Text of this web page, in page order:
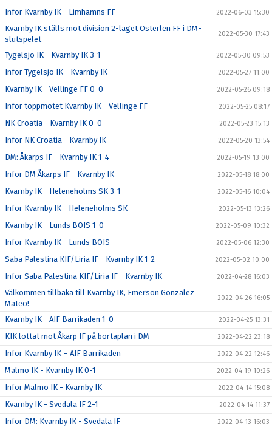
Inför Kvarnby IK - Limhamns FF 2022-06-03 15:30
Kvarnby IK ställs mot division 2-laget Österlen FF i DM-
slutspelet
2022-05-30 17:43
Tygelsjö IK - Kvarnby IK 3-1 2022-05-30 09:53
Inför Tygelsjö IK - Kvarnby IK 2022-05-27 11:00
Kvarnby IK - Vellinge FF 0-0 2022-05-26 09:18
Inför toppmötet Kvarnby IK - Vellinge FF 2022-05-25 08:17
NK Croatia - Kvarnby IK 0-0 2022-05-23 15:13
Inför NK Croatia - Kvarnby IK 2022-05-20 13:54
DM: Åkarps IF - Kvarnby IK 1-4 2022-05-19 13:00
Inför DM Åkarps IF - Kvarnby IK 2022-05-18 18:00
Kvarnby IK - Heleneholms SK 3-1 2022-05-16 10:04
Inför Kvarnby IK - Heleneholms SK 2022-05-13 13:26
Kvarnby IK - Lunds BOIS 1-0 2022-05-09 10:32
Inför Kvarnby IK - Lunds BOIS 2022-05-06 12:30
Saba Palestina KIF/Liria IF - Kvarnby IK 1-2 2022-05-02 10:00
Inför Saba Palestina KIF/Liria IF - Kvarnby IK 2022-04-28 16:03
Välkommen tillbaka till Kvarnby IK, Emerson Gonzalez
Mateo!
2022-04-26 16:05
Kvarnby IK - AIF Barrikaden 1-0 2022-04-25 13:31
KIK lottat mot Åkarp IF på bortaplan i DM 2022-04-22 23:18
Inför Kvarnby IK – AIF Barrikaden 2022-04-22 12:46
Malmö IK - Kvarnby IK 0-1 2022-04-19 10:26
Inför Malmö IK - Kvarnby IK 2022-04-14 15:08
Kvarnby IK - Svedala IF 2-1 2022-04-14 11:37
Inför DM: Kvarnby IK - Svedala IF 2022-04-13 16:03